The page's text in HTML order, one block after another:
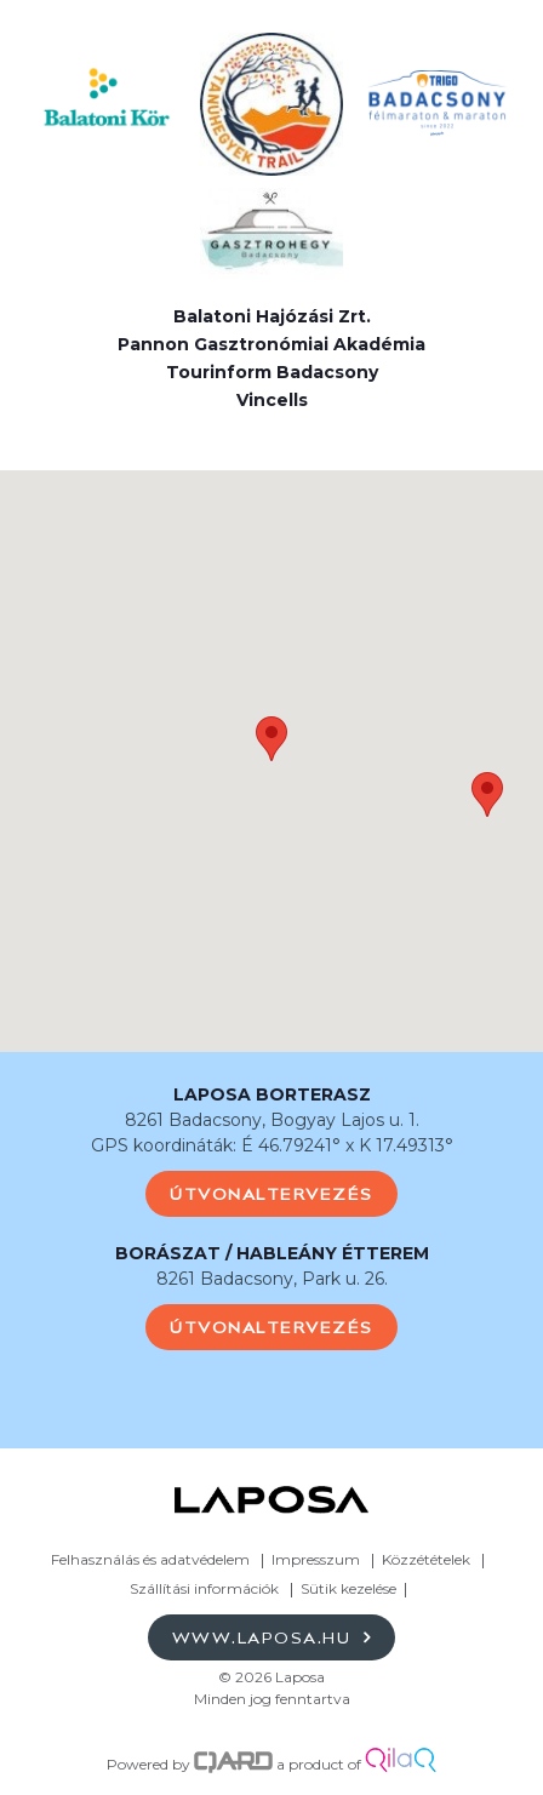
Balatoni Hajózási Zrt.
Pannon Gasztronómiai Akadémia
Tourinform Badacsony
Vincells
LAPOSA BORTERASZ
8261 Badacsony, Bogyay Lajos u. 1.
GPS koordináták: É 46.79241° x K 17.49313°
ÚTVONALTERVEZÉS
BORÁSZAT / HABLEÁNY ÉTTEREM
8261 Badacsony, Park u. 26.
ÚTVONALTERVEZÉS
Felhasználás és adatvédelem Impresszum
Közzétételek
Szállítási információk
Sütik kezelése
WWW.LAPOSA.HU
© 2026 Laposa
Minden jog fenntartva
Powered by a product of